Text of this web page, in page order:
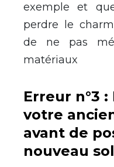
exemple et
perdre le
de ne pas
matériaux
Erreur n°3
votre
avant de
nouveau sol